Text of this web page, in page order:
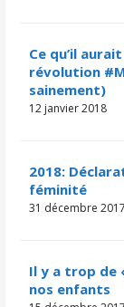
Ce qu’il
révolution
sainement)
12 janvier 2018
2018:
féminité
31 décembre 2017
Il y a trop de
nos enfants